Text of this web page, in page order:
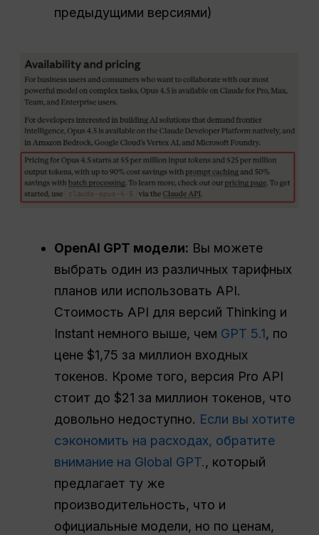
предыдущими версиями)
OpenAI GPT модели: Вы можете
выбрать один из различных тарифных
планов или использовать API.
Стоимость API для версий Thinking и
Instant немного выше, чем GPT 5.1, по
цене $1,75 за миллион входных
токенов. Кроме того, версия Pro API
стоит до $21 за миллион токенов, что
довольно недоступно. Если вы хотите
сэкономить на расходах, обратите
внимание на Global GPT., который
предлагает ту же
производительность, что и
официальные модели, но по ценам,